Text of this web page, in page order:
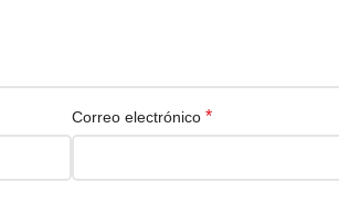
Correo electrónico*